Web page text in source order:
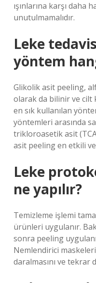
ışınlarına karşı daha
unutulmamalıdır.
Leke
yöntem
Glikolik asit peeling,
olarak da bilinir ve cilt
en sık kullanılan
yöntemleri arasında
trikloroasetik asit
asit peeling en etkili
Leke
ne yapılır?
Temizleme işlemi
ürünleri uygulanır.
sonra peeling
Nemlendirici
daralmasını ve tekrar